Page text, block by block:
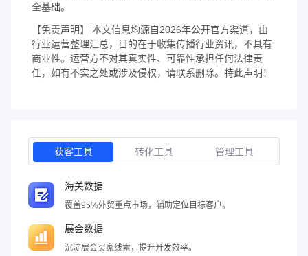
全基础。
【免责声明】 本文信息均源自2026年公开官方渠道，由
行业运营整理汇总，目的在于收集传播行业资讯，不具有
商业性。运营方不对其真实性、可靠性承担任何法律责
任，如有不实之处或涉及侵权，请联系删除。特此声明！
获客工具 转化工具 管理工具
海关数据
覆盖95%外贸重点市场，辅助定位目标客户。
展会数据
沉淀展会买家线索，提升开发效率。